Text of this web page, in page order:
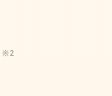
※2